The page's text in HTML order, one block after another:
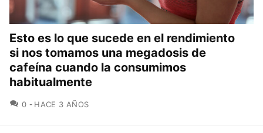
Esto es lo que sucede en el rendimiento
si nos tomamos una megadosis de
cafeína cuando la consumimos
habitualmente
0 COMENTARIOS
HACE 3 AÑOS